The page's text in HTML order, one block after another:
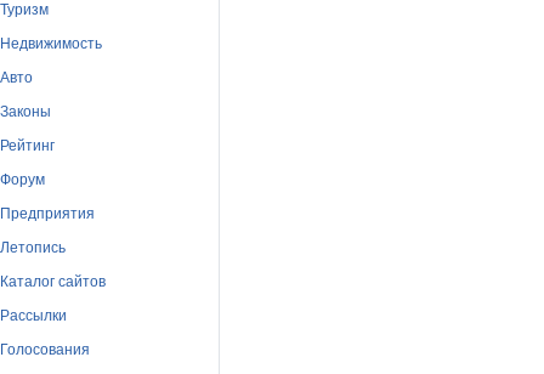
Туризм
Недвижимость
Авто
Законы
Рейтинг
Форум
Предприятия
Летопись
Каталог сайтов
Рассылки
Голосования